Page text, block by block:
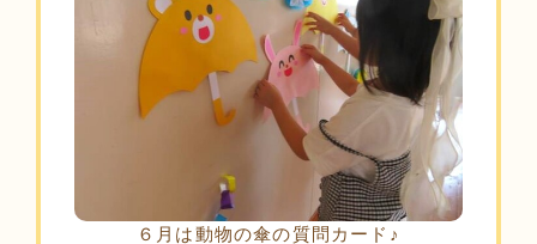
６月は動物の傘の質問カード♪